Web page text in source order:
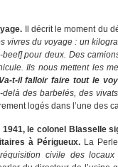
Il décrit le moment du
vivres du voyage : un
beef] pour deux. Des
Ils nous mettent les
Va-t-il falloir faire tout le
des barbelés, des
logés dans l’une des
le colonel Blasselle
à Périgueux.La
civile des